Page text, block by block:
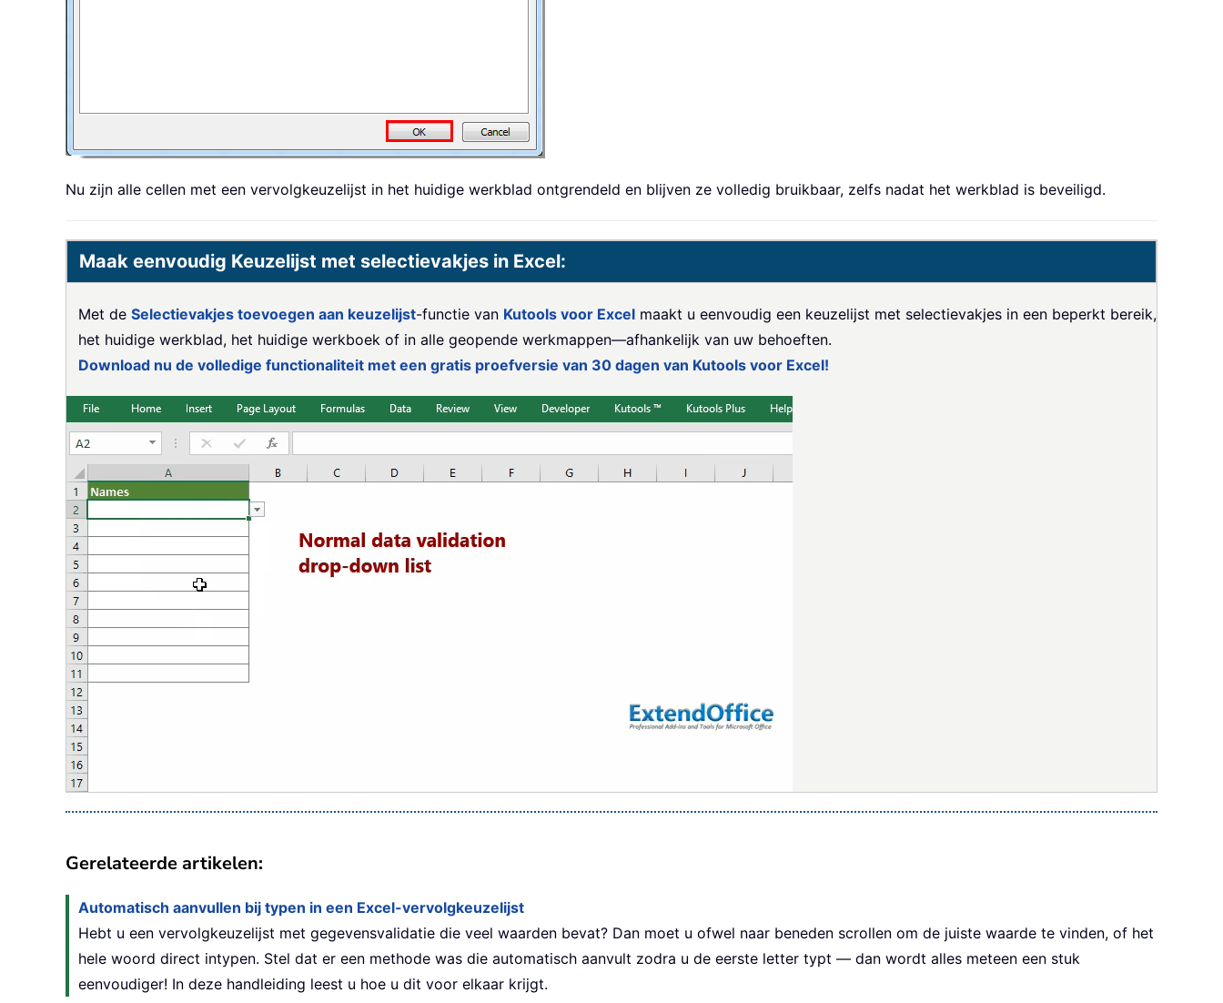
Nu zijn alle cellen met een vervolgkeuzelijst in het huidige werkblad ontgrendeld en blijven ze volledig bruikbaar, zelfs nadat het werkblad is beveiligd.
Maak eenvoudig Keuzelijst met selectievakjes in Excel:
Met de Selectievakjes toevoegen aan keuzelijst-functie van Kutools voor Excel maakt u eenvoudig een keuzelijst met selectievakjes in een beperkt bereik,
het huidige werkblad, het huidige werkboek of in alle geopende werkmappen—afhankelijk van uw behoeften.
Download nu de volledige functionaliteit met een gratis proefversie van 30 dagen van Kutools voor Excel!
Gerelateerde artikelen:
Automatisch aanvullen bij typen in een Excel-vervolgkeuzelijst
Hebt u een vervolgkeuzelijst met gegevensvalidatie die veel waarden bevat? Dan moet u ofwel naar beneden scrollen om de juiste waarde te vinden, of het
hele woord direct intypen. Stel dat er een methode was die automatisch aanvult zodra u de eerste letter typt — dan wordt alles meteen een stuk
eenvoudiger! In deze handleiding leest u hoe u dit voor elkaar krijgt.